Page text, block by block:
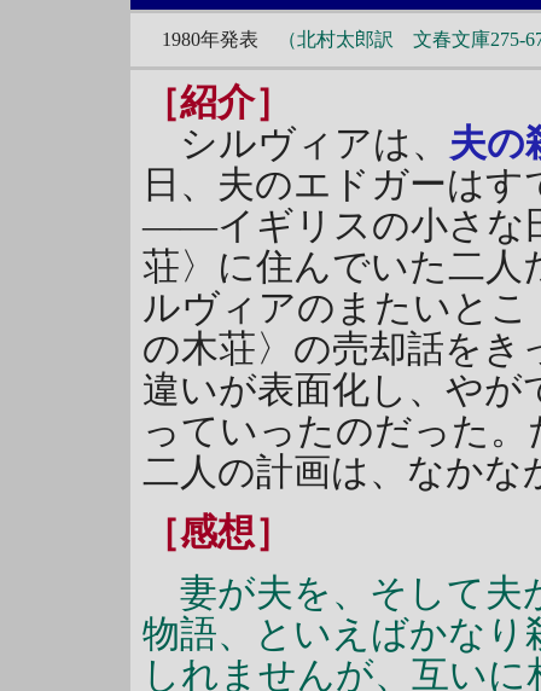
1980年発表 （北村太郎訳 文春文庫275-
［紹介］
シルヴィアは、 夫の
日、夫のエドガーはす
――イギリスの小さな
荘〉に住んでいた二
ルヴィアのまたいと
の木荘〉の売却話をき
違いが表面化し、やが
っていったのだった
二人の計画は、なか
［感想］
妻が夫を、そして夫
物語、といえばかな
しれませんが、互い